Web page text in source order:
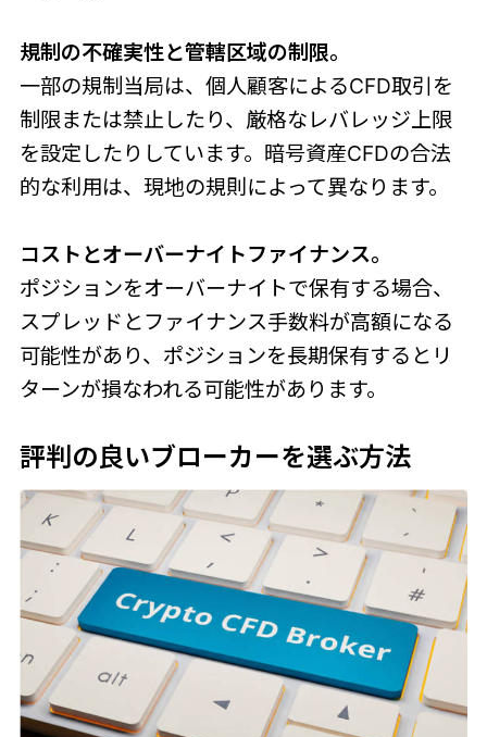
規制の不確実性と管轄区域の制限。
一部の規制当局は、個人顧客によるCFD取引を
制限または禁止したり、厳格なレバレッジ上限
を設定したりしています。暗号資産CFDの合法
的な利用は、現地の規則によって異なります。
コストとオーバーナイトファイナンス。
ポジションをオーバーナイトで保有する場合、
スプレッドとファイナンス手数料が高額になる
可能性があり、ポジションを長期保有するとリ
ターンが損なわれる可能性があります。
評判の良いブローカーを選ぶ方法